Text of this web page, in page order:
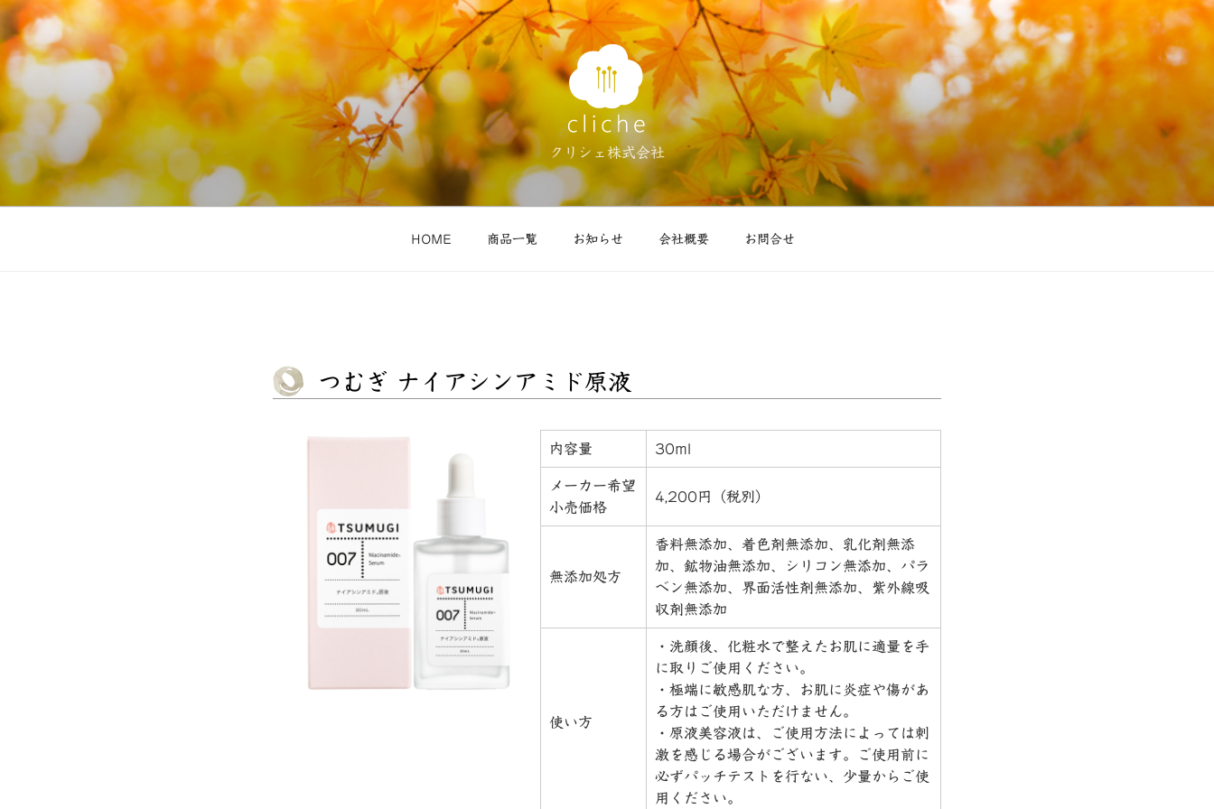
コ
ン
テ
ン
へ
ス
キ
ッ
プ
クリシェ株式会社
HOME 商品一覧 お知らせ 会社概要 お問合せ
つむぎ ナイアシンアミド原液
内容量 30ml
メーカー希望
小売価格
4,200円（税別）
無添加処方
香料無添加、着色剤無添加、乳化剤無添
加、鉱物油無添加、シリコン無添加、パラ
ベン無添加、界面活性剤無添加、紫外線吸
収剤無添加
使い方
・洗顔後、化粧水で整えたお肌に適量を手
に取りご使用ください。
・極端に敏感肌な方、お肌に炎症や傷があ
る方はご使用いただけません。
・原液美容液は、ご使用方法によっては刺
激を感じる場合がございます。
ご使用前に
必ずパッチテストを行ない、少量からご使
用ください。